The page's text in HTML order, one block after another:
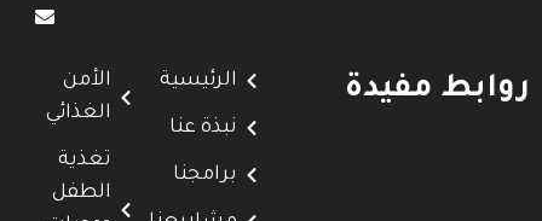
روابط مفيدة الرئيسية
نبذة عنا
برامجنا
الأمن
الغذائي
تغذية
الطفل